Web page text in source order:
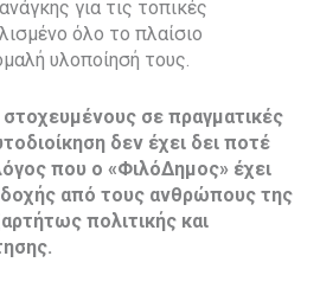
για τις τοπικές
όλο το πλαίσιο
υλοποίησή τους.
σε πραγματικές
δεν έχει δει ποτέ
που ο «ΦιλόΔημος» έχει
από τους ανθρώπους της
πολιτικής και